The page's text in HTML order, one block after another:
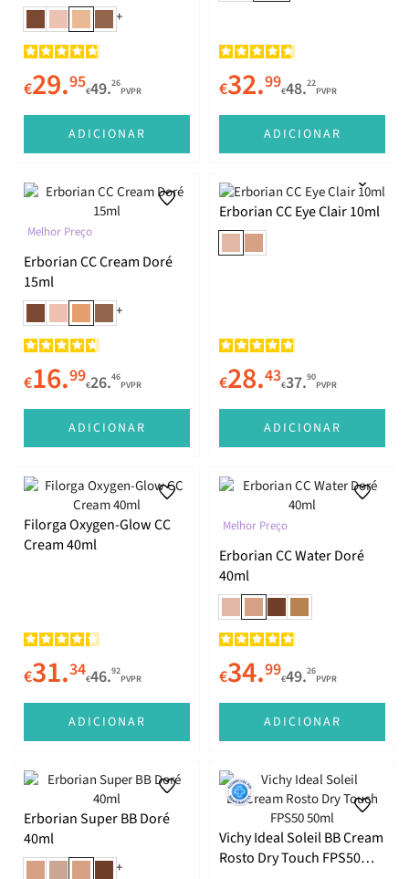
+
€29.95€49.26
PVPR
ADICIONAR
€32.99€48.22
PVPR
ADICIONAR
Melhor Preço
Erborian CC Cream Doré
15ml
+
€16.99€26.46
PVPR
ADICIONAR
Erborian CC Eye Clair 10ml
€28.43€37.90
PVPR
ADICIONAR
Filorga Oxygen-Glow CC
Cream 40ml
€31.34€46.92
PVPR
ADICIONAR
Melhor Preço
Erborian CC Water Doré
40ml
€34.99€49.26
PVPR
ADICIONAR
Erborian Super BB Doré
40ml
+
Vichy Ideal Soleil BB Cream
Rosto Dry Touch FPS50